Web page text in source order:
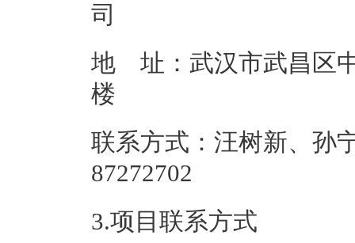
地 址：武汉市武昌区
联系方式：汪树新、孙
3.项目联系方式